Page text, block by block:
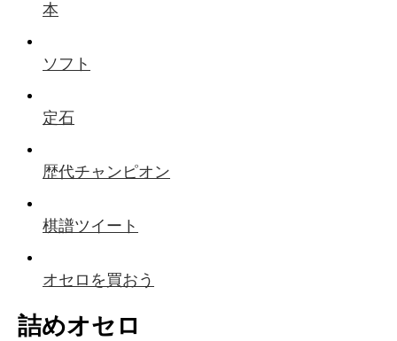
本
ソフト
定石
歴代チャンピオン
棋譜ツイート
オセロを買おう
詰めオセロ